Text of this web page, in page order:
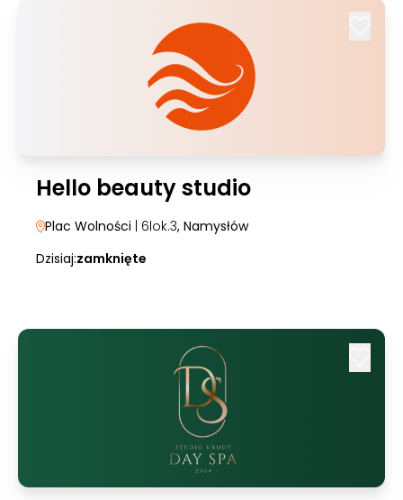
Hello beauty studio
Plac Wolności | 6lok.3, Namysłów
Dzisiaj:zamknięte